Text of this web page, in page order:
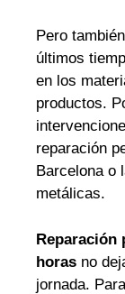
Pero
últimos
en los
productos.
reparación
Barcelona o
metálicas.
Reparación
horas no
jornada.